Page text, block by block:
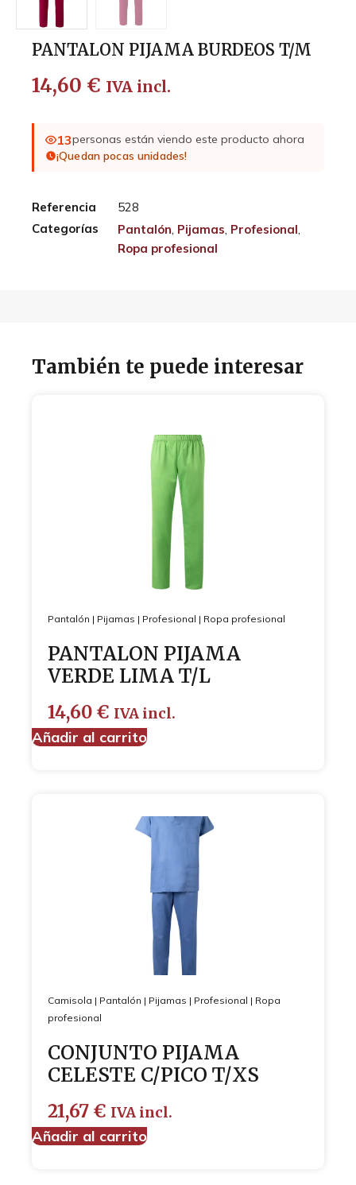
PANTALON PIJAMA BURDEOS T/M
14,60 € IVA incl.
13personas están viendo este producto ahora
¡Quedan pocas unidades!
Referencia
528
Categorías
Pantalón, Pijamas, Profesional,
Ropa profesional
También te puede interesar
Pantalón | Pijamas | Profesional | Ropa profesional
PANTALON PIJAMA
VERDE LIMA T/L
14,60 € IVA incl.
Añadir al carrito
Camisola | Pantalón | Pijamas | Profesional | Ropa
profesional
CONJUNTO PIJAMA
CELESTE C/PICO T/XS
21,67 € IVA incl.
Añadir al carrito